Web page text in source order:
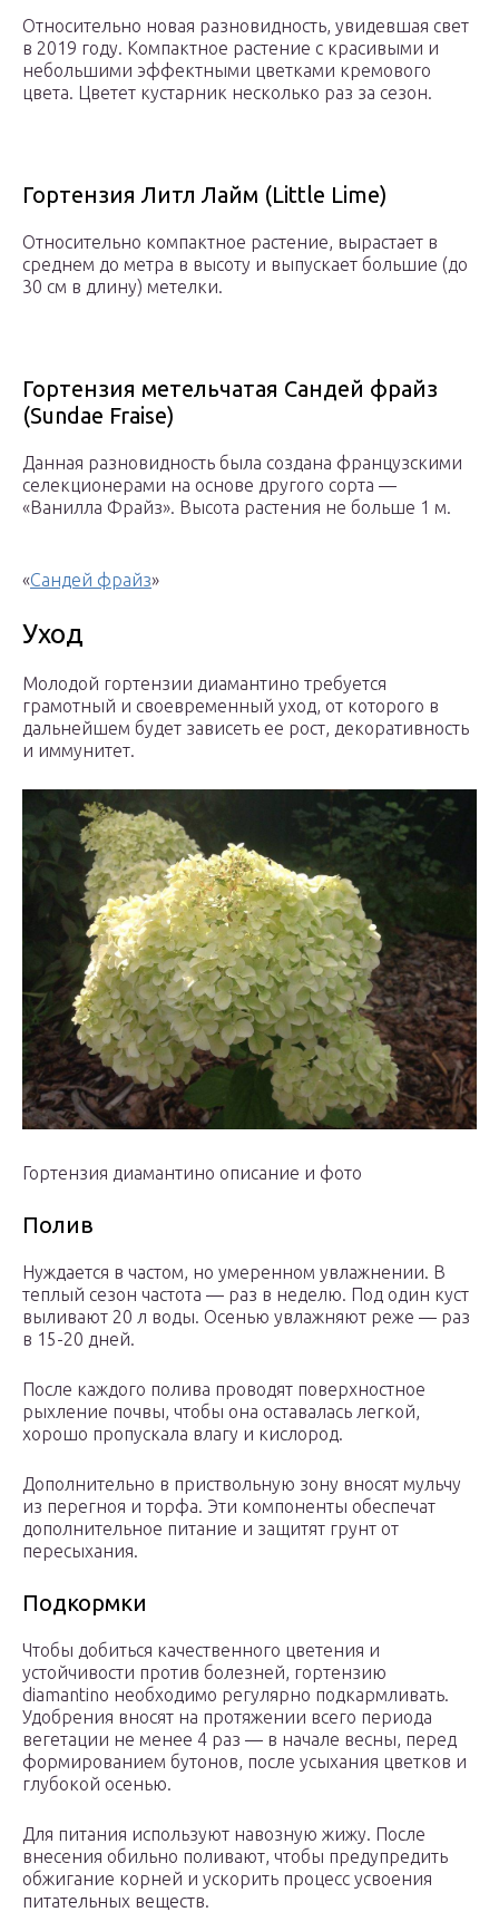
Относительно новая разновидность, увидевшая свет
в 2019 году. Компактное растение с красивыми и
небольшими эффектными цветками кремового
цвета. Цветет кустарник несколько раз за сезон.
Гортензия Литл Лайм (Little Lime)
Относительно компактное растение, вырастает в
среднем до метра в высоту и выпускает большие (до
30 см в длину) метелки.
Гортензия метельчатая Сандей фрайз
(Sundae Fraise)
Данная разновидность была создана французскими
селекционерами на основе другого сорта —
«Ванилла Фрайз». Высота растения не больше 1 м.
«Сандей фрайз»
Уход
Молодой гортензии диамантино требуется
грамотный и своевременный уход, от которого в
дальнейшем будет зависеть ее рост, декоративность
и иммунитет.
Гортензия диамантино описание и фото
Полив
Нуждается в частом, но умеренном увлажнении. В
теплый сезон частота — раз в неделю. Под один куст
выливают 20 л воды. Осенью увлажняют реже — раз
в 15-20 дней.
После каждого полива проводят поверхностное
рыхление почвы, чтобы она оставалась легкой,
хорошо пропускала влагу и кислород.
Дополнительно в приствольную зону вносят мульчу
из перегноя и торфа. Эти компоненты обеспечат
дополнительное питание и защитят грунт от
пересыхания.
Подкормки
Чтобы добиться качественного цветения и
устойчивости против болезней, гортензию
diamantino необходимо регулярно подкармливать.
Удобрения вносят на протяжении всего периода
вегетации не менее 4 раз — в начале весны, перед
формированием бутонов, после усыхания цветков и
глубокой осенью.
Для питания используют навозную жижу. После
внесения обильно поливают, чтобы предупредить
обжигание корней и ускорить процесс усвоения
питательных веществ.